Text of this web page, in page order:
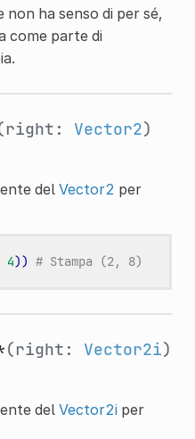
non ha senso di per sé,
come parte di
Vector2)
delVector2 per
4)) # Stampa (2, 8)
(right: Vector2i)
delVector2iper